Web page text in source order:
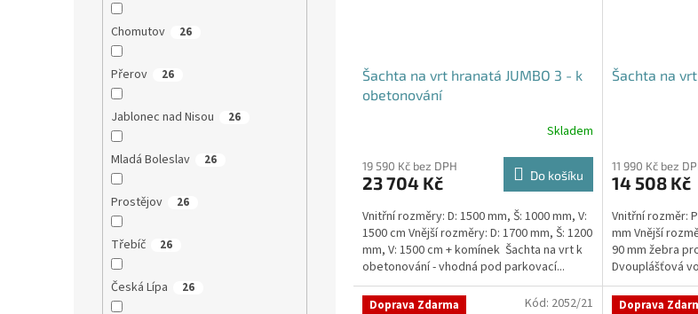
Chomutov 26
Přerov 26
Jablonec nad Nisou 26
Mladá Boleslav 26
Prostějov 26
Třebíč 26
Česká Lípa 26
Šachta na vrt hranatá JUMBO 3 - k
obetonování
Skladem
19 590 Kč bez DPH
23 704 Kč Do košíku
Vnitřní rozměry: D: 1500 mm, Š: 1000 mm, V:
1500 cm Vnější rozměry: D: 1700 mm, Š: 1200
mm, V: 1500 cm + komínek Šachta na vrt k
obetonování - vhodná pod parkovací...
Šachta na
11 990 Kč bez
14 508 Kč
Vnitřní rozměr:
mm Vnější
90 mm žebra
Dvouplášťová
do míst...
Doprava Zdarma Kód: 2052/21 Doprava